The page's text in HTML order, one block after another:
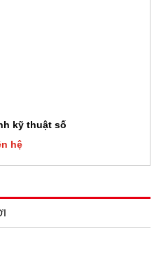
kỹ thuật số
hệ